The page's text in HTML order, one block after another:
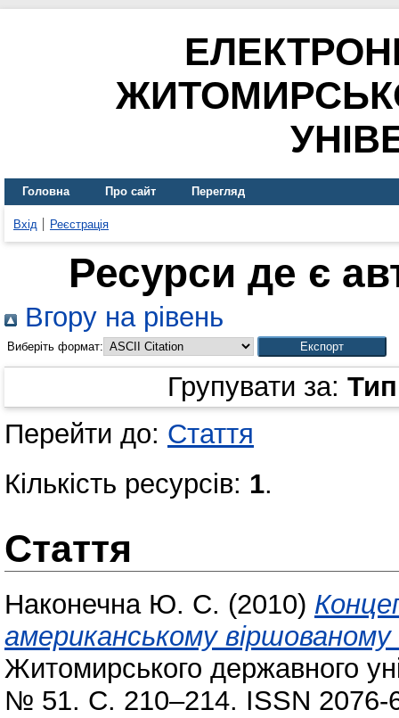
Головна Про сайт Перегляд
Вхід Реєстрація
Ресурси де є
Вгору на рівень
Виберіть формат:
Групувати за:
Перейти до: Стаття
Кількість ресурсів: 1.
Стаття
Наконечна Ю. С. (2010)
американському віршованому
Житомирського державного
№ 51. С. 210–214. ISSN 2076-